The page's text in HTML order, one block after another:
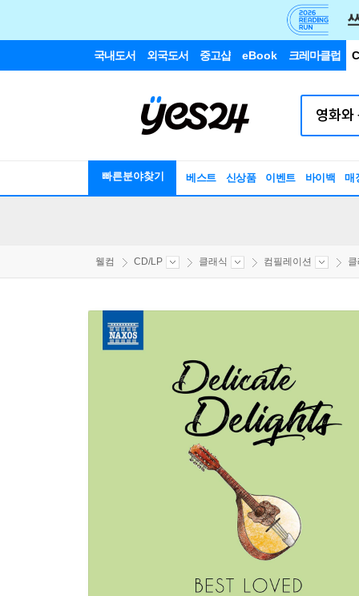
국내도서 외국도서 중고샵 eBook 크레마클럽
빠른분야찾기 베스트 신상품 이벤트 바이백 매
웰컴 CD/LP 클래식 컴필레이션